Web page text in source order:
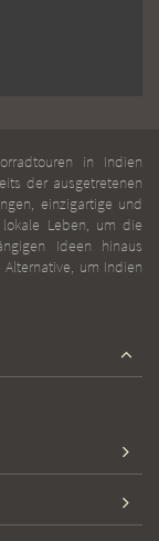
in Indien
der ausgetretenen
einzigartige und
Leben, um die
Ideen hinaus
um Indien